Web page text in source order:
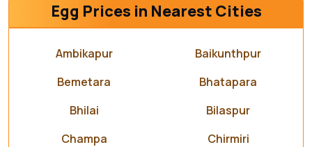
Egg Prices in Nearest Cities
Ambikapur
Baikunthpur
Bemetara
Bhatapara
Bhilai
Bilaspur
Champa
Chirmiri